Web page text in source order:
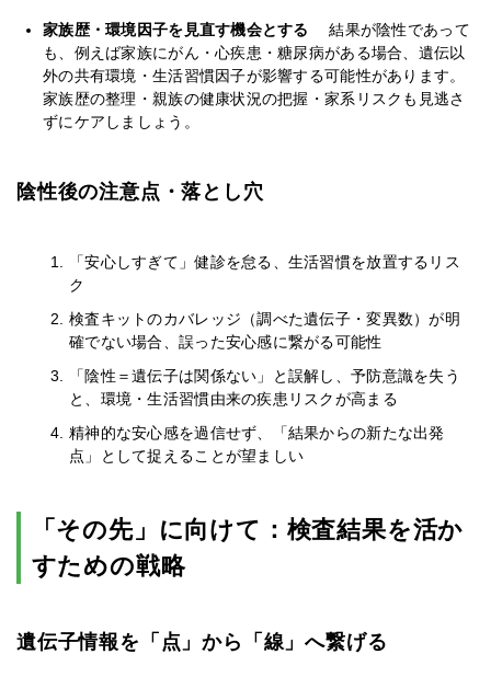
家族歴・環境因子を見直す機会とする
結果が陰性であって
も、例えば家族にがん・心疾患・糖尿病がある場合、遺伝以
外の共有環境・生活習慣因子が影響する可能性があります。
家族歴の整理・親族の健康状況の把握・家系リスクも見逃さ
ずにケアしましょう。
陰性後の注意点・落とし穴
「安心しすぎて」健診を怠る、生活習慣を放置するリス
ク
検査キットのカバレッジ（調べた遺伝子・変異数）が明
確でない場合、誤った安心感に繋がる可能性
「陰性＝遺伝子は関係ない」と誤解し、予防意識を失う
と、環境・生活習慣由来の疾患リスクが高まる
精神的な安心感を過信せず、「結果からの新たな出発
点」として捉えることが望ましい
「その先」に向けて：検査結果を活か
すための戦略
遺伝子情報を「点」から「線」へ繋げる